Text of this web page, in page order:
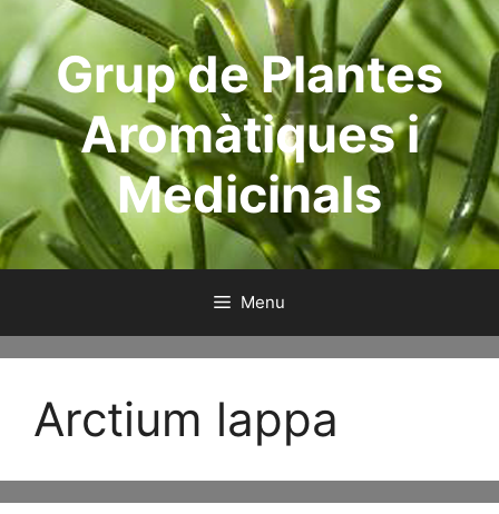
contentGrup de Plantes
Aromàtiques i
Medicinals
Menu
Arctium lappa